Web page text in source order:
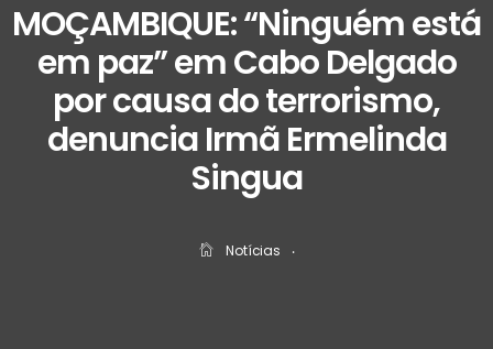
MOÇAMBIQUE: “Ninguém está
em paz” em Cabo Delgado
por causa do terrorismo,
denuncia Irmã Ermelinda
Singua
Notícias ‧